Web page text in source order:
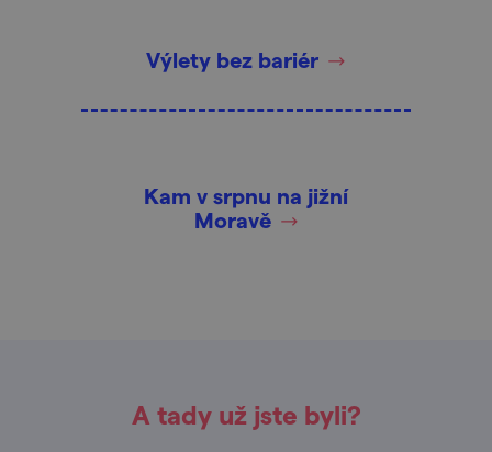
Výlety bez bariér
Kam v srpnu na jižní
Moravě
A tady už jste byli?